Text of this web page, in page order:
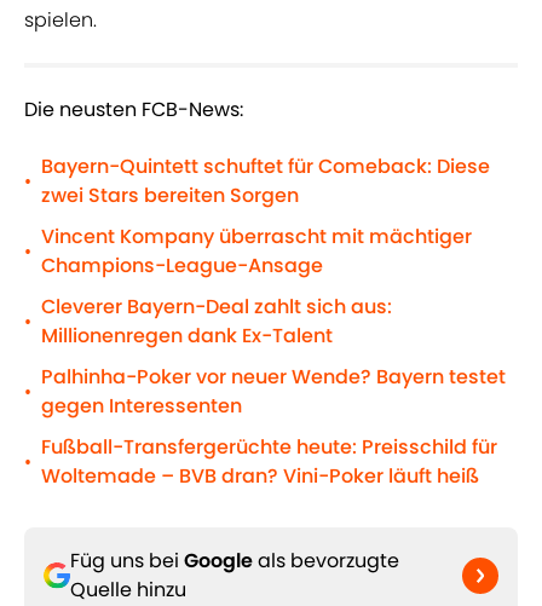
spielen.
Die neusten FCB-News:
•
Bayern-Quintett schuftet für Comeback: Diese
zwei Stars bereiten Sorgen
•
Vincent Kompany überrascht mit mächtiger
Champions-League-Ansage
•
Cleverer Bayern-Deal zahlt sich aus:
Millionenregen dank Ex-Talent
•
Palhinha-Poker vor neuer Wende? Bayern testet
gegen Interessenten
•
Fußball-Transfergerüchte heute: Preisschild für
Woltemade – BVB dran? Vini-Poker läuft heiß
Füg uns bei Googleals bevorzugte
Quelle hinzu